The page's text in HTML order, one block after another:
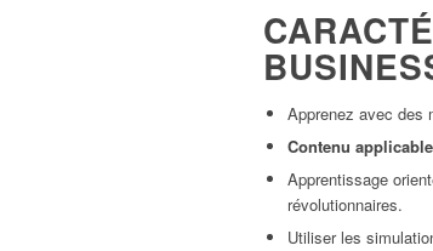
Apprenez avec des
Contenu
Apprentissage
révolutionnaires.
Utiliser les